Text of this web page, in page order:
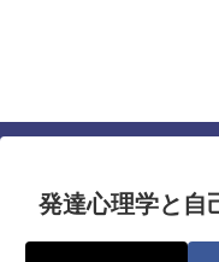
発達心理学と自